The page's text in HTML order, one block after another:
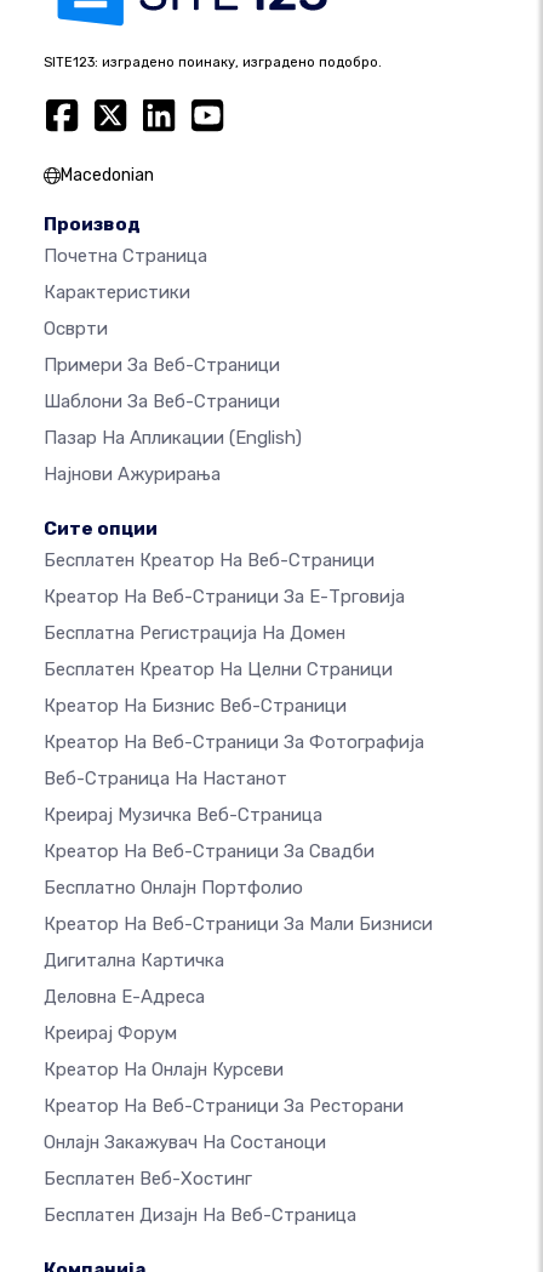
SITE123: изградено поинаку, изградено подобро.
Macedonian
Производ
Почетна Страница
Карактеристики
Осврти
Примери За Веб-Страници
Шаблони За Веб-Страници
Пазар На Апликации (English)
Најнови Ажурирања
Сите опции
Бесплатен Креатор На Веб-Страници
Креатор На Веб-Страници За Е-Трговија
Бесплатна Регистрација На Домен
Бесплатен Креатор На Целни Страници
Креатор На Бизнис Веб-Страници
Креатор На Веб-Страници За Фотографија
Веб-Страница На Настанот
Креирај Музичка Веб-Страница
Креатор На Веб-Страници За Свадби
Бесплатно Онлајн Портфолио
Креатор На Веб-Страници За Мали Бизниси
Дигитална Картичка
Деловна Е-Адреса
Креирај Форум
Креатор На Онлајн Курсеви
Креатор На Веб-Страници За Ресторани
Онлајн Закажувач На Состаноци
Бесплатен Веб-Хостинг
Бесплатен Дизајн На Веб-Страница